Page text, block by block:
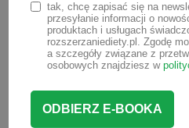
rozwiązanie? Czy
posiłku maluch
zagęszczenie mleka
tak, chcę zapisać się na
przesyłanie informacji o
produktach i usługach
rozszerzaniediety.pl. Zgodę
a szczegóły związane z
osobowych znajdziesz w